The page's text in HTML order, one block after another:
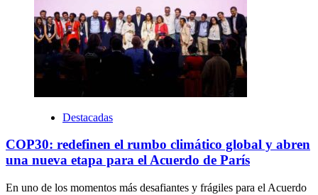
Destacadas
COP30: redefinen el rumbo climático global y abren
una nueva etapa para el Acuerdo de París
En uno de los momentos más desafiantes y frágiles para el Acuerdo